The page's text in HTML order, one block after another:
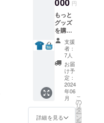
しま
す） 掲
載方
法：選
手に配
られる
大会プ
ログラ
ム冊子
（２０
２４
年）に
掲載 掲
載内
容：お
円
もっと
グッズ
を購入
して支
援した
い！そ
んなあ
なたへ
（中海
オープ
ウォー
タース
イム２
支援
者：
7人
お届
け予
定：
2024
年06
月
詳細を見る
こ
の
リ
タ
ー
ン